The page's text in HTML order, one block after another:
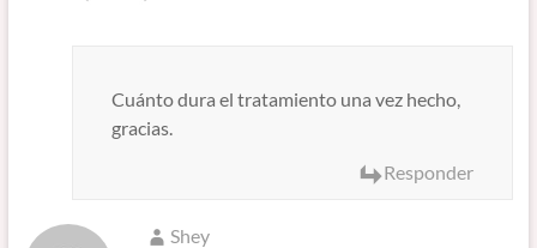
Cuánto dura el tratamiento una vez hecho,
gracias.
Responder
Shey